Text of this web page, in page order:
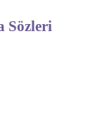
Sözleri